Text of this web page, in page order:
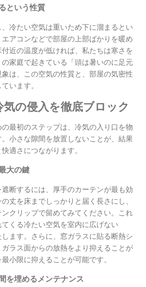
という性質
冷たい空気は重いため下に溜まるとい
アコンなどで部屋の上部ばかりを暖め
近の温度が低ければ、私たちは寒さを
家庭で起きている「頭は暑いのに足元
は、この空気の性質と、部屋の気密性
います。
気の侵入を徹底ブロック
最初のステップは、冷気の入り口を物
小さな隙間を放置しないことが、結果
適さにつながります。
大の鍵
断するには、厚手のカーテンが最も効
丈を床までしっかりと届く長さにし、
クリップで留めてみてください。これ
くる冷たい空気を室内に広げない
します。さらに、窓ガラスに貼る断熱シ
ラス面からの放熱をより抑えることが
小限に抑えることが可能です。
を埋めるメンテナンス